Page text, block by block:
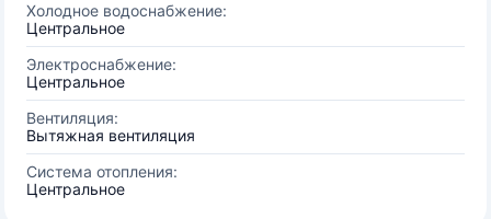
Холодное водоснабжение:
Центральное
Электроснабжение:
Центральное
Вентиляция:
Вытяжная вентиляция
Система отопления:
Центральное